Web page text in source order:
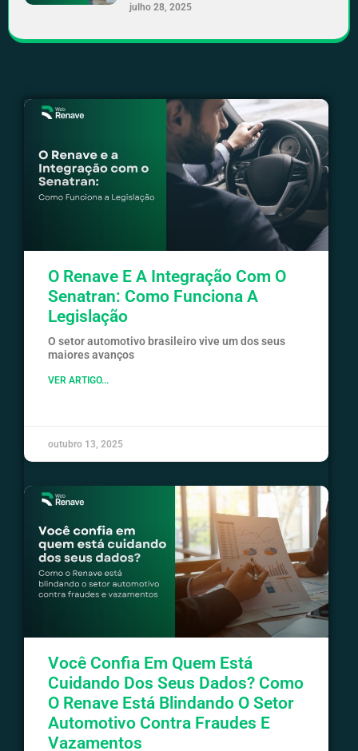
julho 28, 2025
O Renave E A Integração Com O
Senatran: Como Funciona A
Legislação
O setor automotivo brasileiro vive um dos seus
maiores avanços
VER ARTIGO...
outubro 13, 2025
Você Confia Em Quem Está
Cuidando Dos Seus Dados? Como
O Renave Está Blindando O Setor
Automotivo Contra Fraudes E
Vazamentos